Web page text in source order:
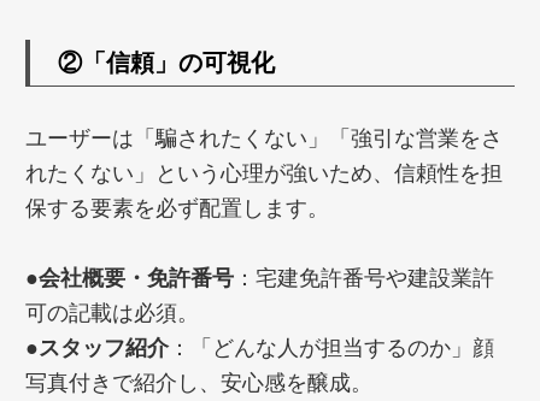
②「信頼」の可視化
ユーザーは「騙されたくない」「強引な営業をさ
れたくない」という心理が強いため、信頼性を担
保する要素を必ず配置します。
●会社概要・免許番号 ：宅建免許番号や建設業許
可の記載は必須。
●スタッフ紹介：「どんな人が担当するのか」顔
写真付きで紹介し、安心感を醸成。